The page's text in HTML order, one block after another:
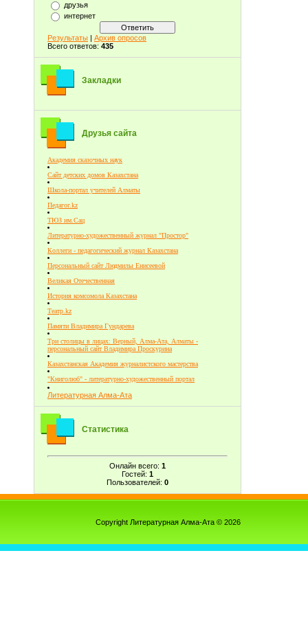
друзья
интернет
Результаты | Архив опросов
Всего ответов: 435
Закладки
Друзья сайта
Академия сказочных наук
Сайт детских домов Казахстана
Школа-портал учителей Алматы
Педагог.kz
ТЮЗ им.Сац
Литературно-художественный журнал "Простор"
Коллеги - педагогический журнал Казахстана
Персональный сайт Людмилы Енисеевой
Великая Отечественная
История комсомола Казахстана
Театр.kz
Памяти Владимира Гундарева
Три столицы в лицах: Верный, Алма-Ата, Алматы -
персональный сайт Владимира Проскурина
Казахстанская Академия журналистского мастерства
"Книголюб" - литературно-художественный портал
Литературная Алма-Ата
Статистика
Онлайн всего: 1
Гостей: 1
Пользователей: 0
Copyright Литературная Алма-Ата © 2026